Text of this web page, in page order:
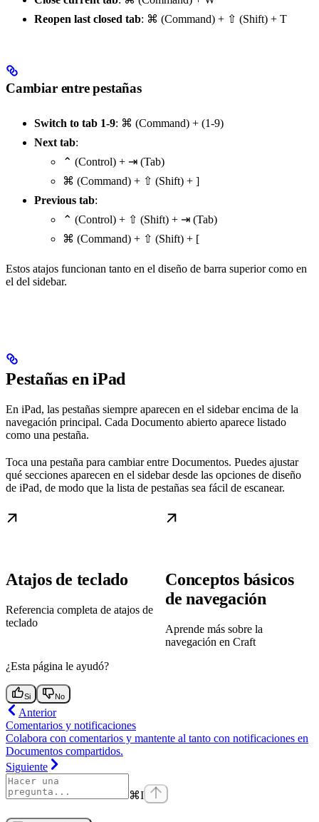
Reopen last closed tab: ⌘ (Command) + ⇧ (Shift) + T
Cambiar entre pestañas
Switch to tab 1-9: ⌘ (Command) + (1-9)
Next tab:
⌃ (Control) + ⇥ (Tab)
⌘ (Command) + ⇧ (Shift) + ]
Previous tab:
⌃ (Control) + ⇧ (Shift) + ⇥ (Tab)
⌘ (Command) + ⇧ (Shift) + [
Estos atajos funcionan tanto en el diseño de barra superior como en
el del sidebar.
Pestañas en iPad
En iPad, las pestañas siempre aparecen en el sidebar encima de la
navegación principal. Cada Documento abierto aparece listado
como una pestaña.
Toca una pestaña para cambiar entre Documentos. Puedes ajustar
qué secciones aparecen en el sidebar desde las opciones de diseño
de iPad, de modo que la lista de pestañas sea fácil de escanear.
Atajos de teclado
Referencia completa de atajos de
teclado
Conceptos básicos
de navegación
Aprende más sobre la
navegación en Craft
¿Esta página le ayudó?
Si No
Anterior
Comentarios y notificaciones
Colabora con comentarios y mantente al tanto con notificaciones en
Documentos compartidos.
Siguiente
⌘I